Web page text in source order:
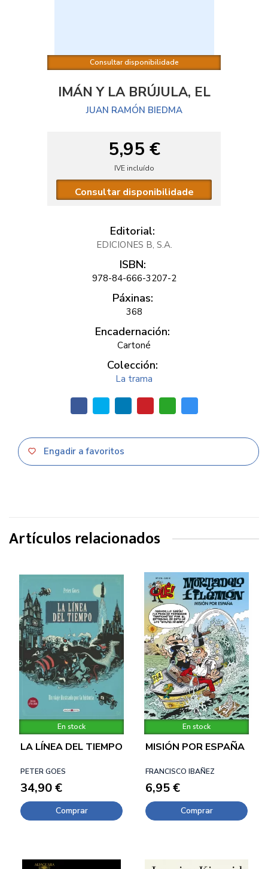
Consultar disponibilidade
IMÁN Y LA BRÚJULA, EL
JUAN RAMÓN BIEDMA
5,95 €
IVE incluído
Consultar disponibilidade
Editorial:
EDICIONES B, S.A.
ISBN:
978-84-666-3207-2
Páxinas:
368
Encadernación:
Cartoné
Colección:
La trama
Engadir a favoritos
Artículos relacionados
En stock
LA LÍNEA DEL TIEMPO
PETER GOES
34,90 €
Comprar
En stock
MISIÓN POR ESPAÑA
FRANCISCO IBAÑEZ
6,95 €
Comprar